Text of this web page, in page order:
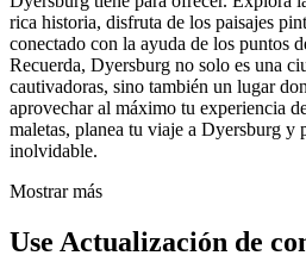
rica historia, disfruta de los paisajes
conectado con la ayuda de los puntos
Recuerda, Dyersburg no solo es una
cautivadoras, sino también un lugar
aprovechar al máximo tu experiencia
maletas, planea tu viaje a Dyersburg y
inolvidable.
Mostrar más
Use Actualización de